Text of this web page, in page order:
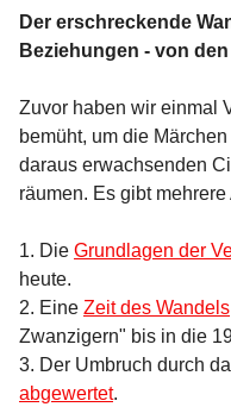
Der erschreckende
Beziehungen - von
Zuvor haben wir einmal
bemüht, um die
daraus erwachsenden
räumen. Es gibt
1. Die Grundlagen der
heute.
2. Eine Zeit des Wandels
Zwanzigern" bis in die
3. Der Umbruch durch
abgewertet.